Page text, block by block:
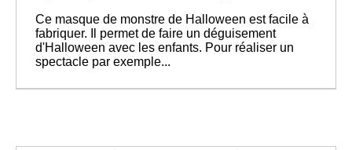
Ce masque de monstre de Halloween est facile à
fabriquer. Il permet de faire un déguisement
d'Halloween avec les enfants. Pour réaliser un
spectacle par exemple...